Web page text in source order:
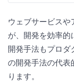
ウェブサービス
が、開発を効率的
開発手法もプロダ
の開発手法の代表
ります。